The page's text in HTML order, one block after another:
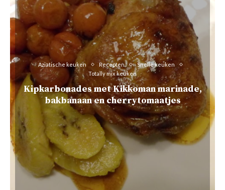
Aziatische keuken Recepten
Snelle keuken
Totally mix keuken
Kipkarbonades met Kikkoman marinade,
bakbanaan en cherrytomaatjes